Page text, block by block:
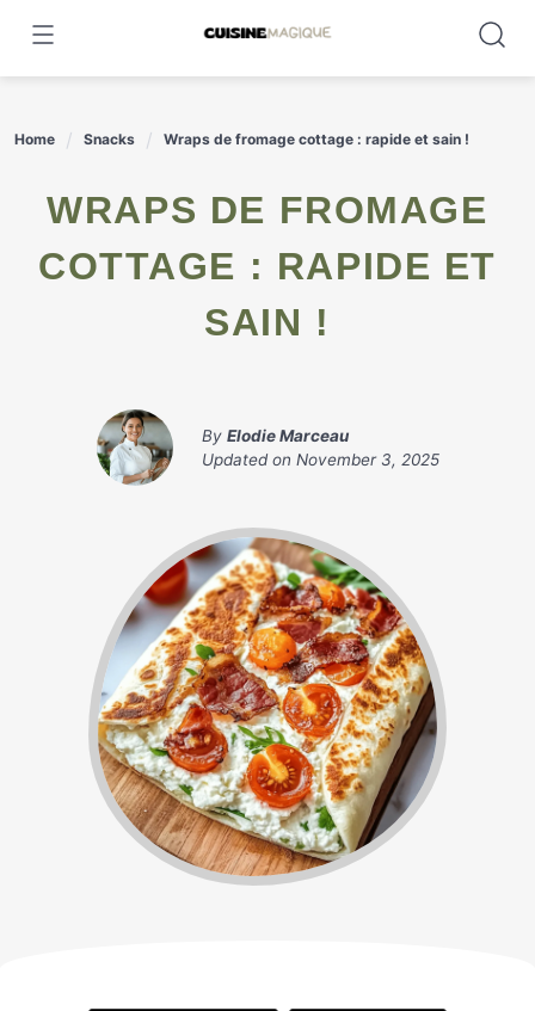
content
Home Snacks Wraps de fromage cottage : rapide et sain !
WRAPS DE FROMAGE
COTTAGE : RAPIDE ET
SAIN !
By Elodie Marceau
Updated on November 3, 2025